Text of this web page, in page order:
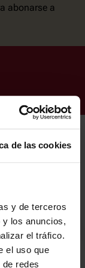
de las cookies
y de terceros
los anuncios,
el tráfico.
el uso que
redes
abonarse a
BASKONIA